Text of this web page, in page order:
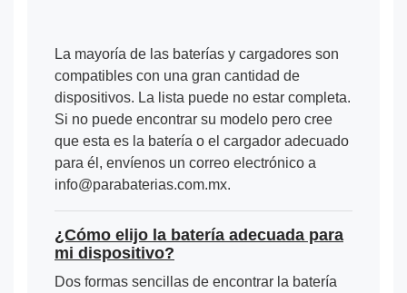
La mayoría de las baterías y cargadores son
compatibles con una gran cantidad de
dispositivos. La lista puede no estar completa.
Si no puede encontrar su modelo pero cree
que esta es la batería o el cargador adecuado
para él, envíenos un correo electrónico a
info@parabaterias.com.mx.
¿Cómo elijo la batería adecuada para
mi dispositivo?
Dos formas sencillas de encontrar la batería